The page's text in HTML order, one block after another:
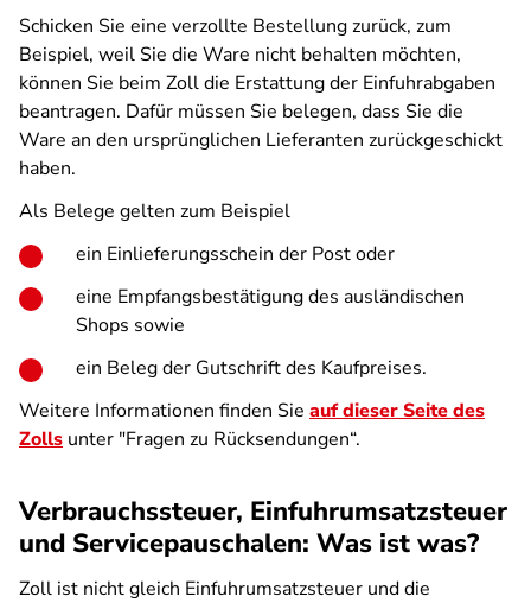
Schicken Sie eine verzollte Bestellung zurück, zum
Beispiel, weil Sie die Ware nicht behalten möchten,
können Sie beim Zoll die Erstattung der Einfuhrabgaben
beantragen. Dafür müssen Sie belegen, dass Sie die
Ware an den ursprünglichen Lieferanten zurückgeschickt
haben.
Als Belege gelten zum Beispiel
ein Einlieferungsschein der Post oder
eine Empfangsbestätigung des ausländischen
Shops sowie
ein Beleg der Gutschrift des Kaufpreises.
Weitere Informationen finden Sie auf dieser Seite des
Zolls unter "Fragen zu Rücksendungen“.
Verbrauchssteuer, Einfuhrumsatzsteuer
und Servicepauschalen: Was ist was?
Zoll ist nicht gleich Einfuhrumsatzsteuer und die